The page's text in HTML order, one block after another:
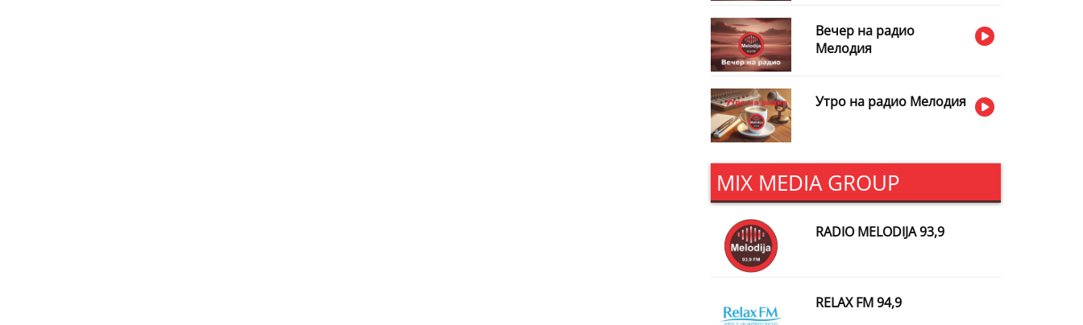
Вечер на радио
Мелодия
Утро на радио Мелодия
MIX MEDIA GROUP
RADIO MELODIJA 93,9
RELAX FM 94,9